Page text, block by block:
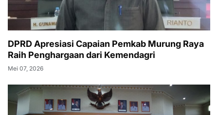
DPRD Apresiasi Capaian Pemkab Murung Raya
Raih Penghargaan dari Kemendagri
Mei 07, 2026